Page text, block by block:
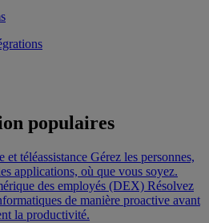
populaires
et téléassistance Gérez les personnes,
applications, où que vous soyez.
des employés (DEX) Résolvez
de manière proactive avant
la productivité.